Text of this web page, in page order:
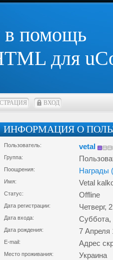
в помощь
для
ВХОД
ИНФОРМАЦИЯ О
Пользователь: vetal
Группа:
Поощрения: Награды (
Имя: Vetal
Статус: Offline
Дата регистрации: Четверг,
Дата входа: Суббота,
Дата рождения: 7 Апреля
E-mail: Адрес
Место проживания: Украина